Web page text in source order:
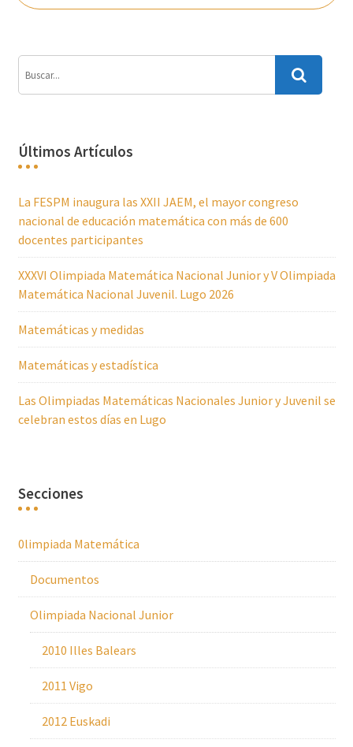
Últimos Artículos
La FESPM inaugura las XXII JAEM, el mayor congreso
nacional de educación matemática con más de 600
docentes participantes
XXXVI Olimpiada Matemática Nacional Junior y V Olimpiada
Matemática Nacional Juvenil. Lugo 2026
Matemáticas y medidas
Matemáticas y estadística
Las Olimpiadas Matemáticas Nacionales Junior y Juvenil se
celebran estos días en Lugo
Secciones
0limpiada Matemática
Documentos
Olimpiada Nacional Junior
2010 Illes Balears
2011 Vigo
2012 Euskadi